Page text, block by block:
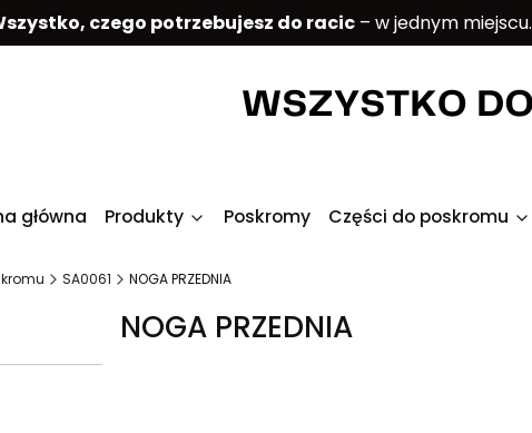
czego potrzebujesz do racic – w jednym miejscu.
główna Produkty Poskromy Części do poskromu
SA0061 NOGA PRZEDNIA
NOGA PRZEDNIA